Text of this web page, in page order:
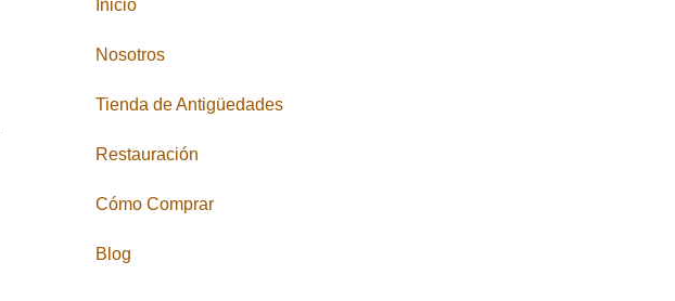
Inicio
Nosotros
Tienda de Antigüedades
Restauración
Cómo Comprar
Blog